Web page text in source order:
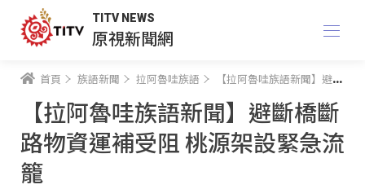
TITV NEWS
原視新聞網
首頁 族語新聞 拉阿魯哇族語 【拉阿魯哇族語新聞】避斷橋斷路物資運補受阻 桃源架設緊急流籠
【拉阿魯哇族語新聞】避斷橋斷
路物資運補受阻 桃源架設緊急流
籠